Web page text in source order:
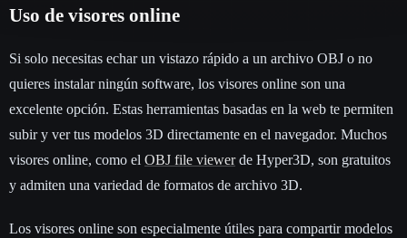
Uso de visores online
Si solo necesitas echar un vistazo rápido a un archivo OBJ o no
quieres instalar ningún software, los visores online son una
excelente opción. Estas herramientas basadas en la web te permiten
subir y ver tus modelos 3D directamente en el navegador. Muchos
visores online, como el OBJ file viewerde Hyper3D, son gratuitos
y admiten una variedad de formatos de archivo 3D.
Los visores online son especialmente útiles para compartir modelos